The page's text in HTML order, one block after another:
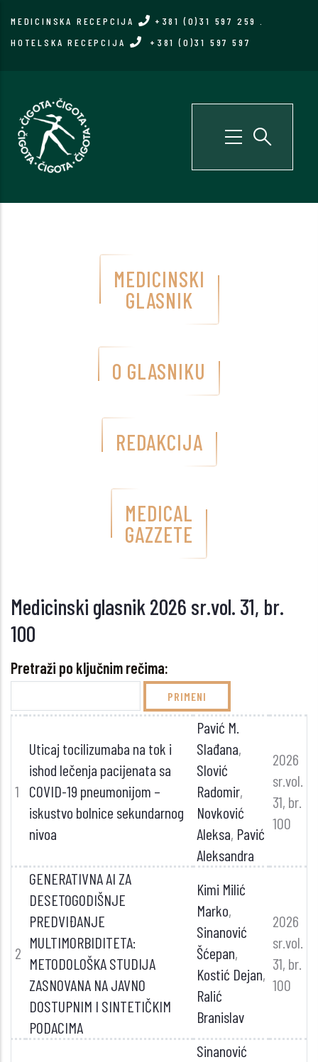
MEDICINSKA RECEPCIJA +381 (0)31 597 259
HOTELSKA RECEPCIJA
+381 (0)31 597 597
MEDICINSKI
GLASNIK
O GLASNIKU
REDAKCIJA
MEDICAL
GAZZETE
Medicinski glasnik 2026 sr.vol. 31, br.
100
Pretraži po ključnim rečima:
1
Uticaj tocilizumaba na tok i
ishod lečenja pacijenata sa
COVID-19 pneumonijom –
iskustvo bolnice sekundarnog
nivoa
Pavić M.
Slađana,
Slović
Radomir,
Novković
Aleksa, Pavić
Aleksandra
2026
sr.vol.
31, br.
100
2
GENERATIVNA AI ZA
DESETOGODIŠNJE
PREDVIĐANJE
MULTIMORBIDITETA:
METODOLOŠKA STUDIJA
ZASNOVANA NA JAVNO
DOSTUPNIM I SINTETIČKIM
PODACIMA
Kimi Milić
Marko,
Sinanović
Šćepan,
Kostić Dejan,
Ralić
Branislav
2026
sr.vol.
31, br.
100
Sinanović